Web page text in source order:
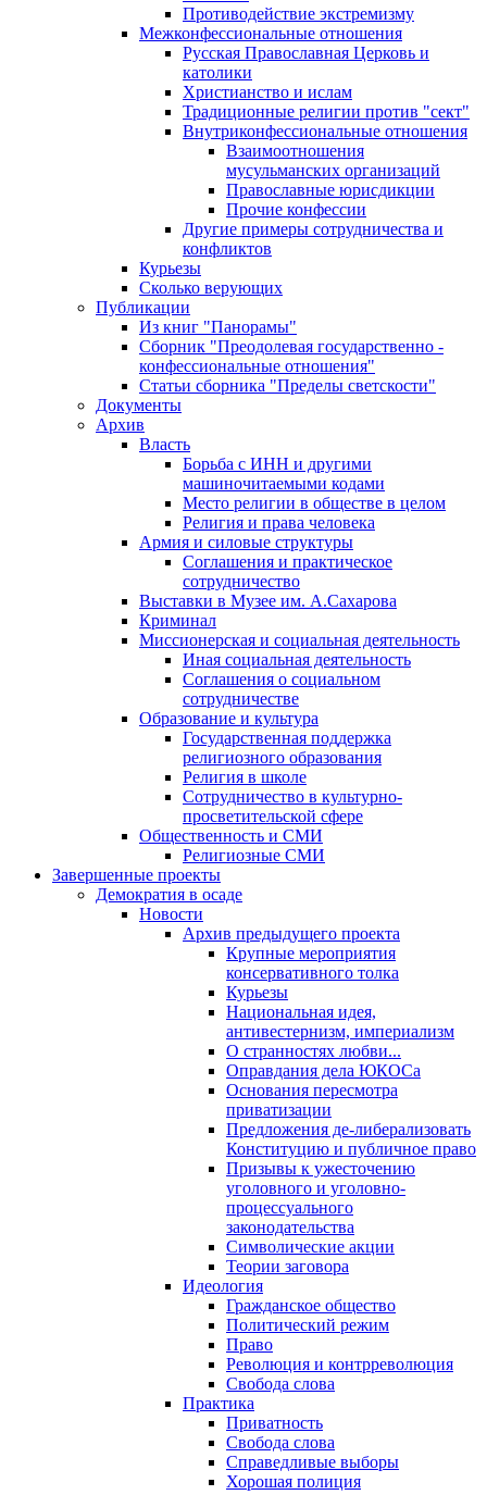
Противодействие экстремизму
Межконфессиональные отношения
Русская Православная Церковь и
католики
Христианство и ислам
Традиционные религии против "сект"
Внутриконфессиональные отношения
Взаимоотношения
мусульманских организаций
Православные юрисдикции
Прочие конфессии
Другие примеры сотрудничества и
конфликтов
Курьезы
Сколько верующих
Публикации
Из книг "Панорамы"
Сборник "Преодолевая государственно -
конфессиональные отношения"
Статьи сборника "Пределы светскости"
Документы
Архив
Власть
Борьба с ИНН и другими
машиночитаемыми кодами
Место религии в обществе в целом
Религия и права человека
Армия и силовые структуры
Соглашения и практическое
сотрудничество
Выставки в Музее им. А.Сахарова
Криминал
Миссионерская и социальная деятельность
Иная социальная деятельность
Соглашения о социальном
сотрудничестве
Образование и культура
Государственная поддержка
религиозного образования
Религия в школе
Сотрудничество в культурно-
просветительской сфере
Общественность и СМИ
Религиозные СМИ
Завершенные проекты
Демократия в осаде
Новости
Архив предыдущего проекта
Крупные мероприятия
консервативного толка
Курьезы
Национальная идея,
антивестернизм, империализм
О странностях любви...
Оправдания дела ЮКОСа
Основания пересмотра
приватизации
Предложения де-либерализовать
Конституцию и публичное право
Призывы к ужесточению
уголовного и уголовно-
процессуального
законодательства
Символические акции
Теории заговора
Идеология
Гражданское общество
Политический режим
Право
Революция и контрреволюция
Свобода слова
Практика
Приватность
Свобода слова
Справедливые выборы
Хорошая полиция